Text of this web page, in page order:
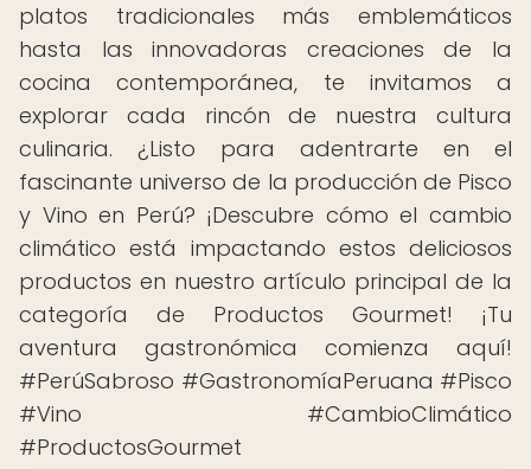
platos tradicionales más emblemáticos
hasta las innovadoras creaciones de la
cocina contemporánea, te invitamos a
explorar cada rincón de nuestra cultura
culinaria. ¿Listo para adentrarte en el
fascinante universo de la producción de Pisco
y Vino en Perú? ¡Descubre cómo el cambio
climático está impactando estos deliciosos
productos en nuestro artículo principal de la
categoría de Productos Gourmet! ¡Tu
aventura gastronómica comienza aquí!
#PerúSabroso #GastronomíaPeruana #Pisco
#Vino #CambioClimático
#ProductosGourmet